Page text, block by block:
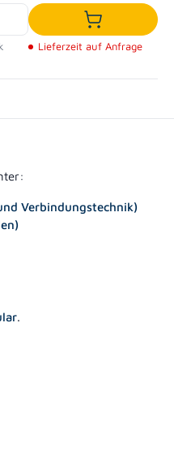
In den
Lieferzeit auf Anfrage
Verbindungstechnik)
.